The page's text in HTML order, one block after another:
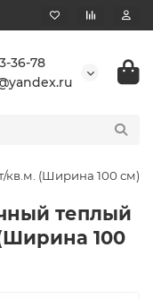
36-78
кв.м. (Ширина 100 см)
теплый
100